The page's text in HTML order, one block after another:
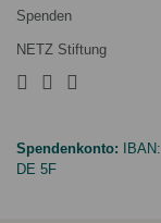
Spenden
NETZ Stiftung
Spendenkonto: IBAN:
DE 5F